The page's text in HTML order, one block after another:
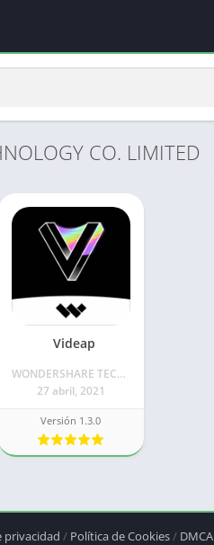
CO. LIMITED
Videap
WONDERSHARE TECHNOLOGY CO. LIMITED
27 abril, 2021
Versión 1.3.0
privacidad / Política de Cookies / DMCA